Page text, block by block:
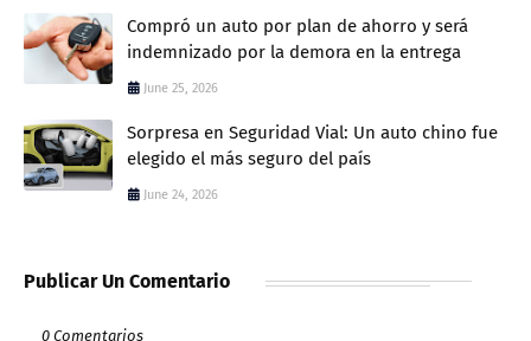
Compró un auto por plan de ahorro y será
indemnizado por la demora en la entrega
June 25, 2026
Sorpresa en Seguridad Vial: Un auto chino fue
elegido el más seguro del país
June 24, 2026
Publicar Un Comentario
0 Comentarios